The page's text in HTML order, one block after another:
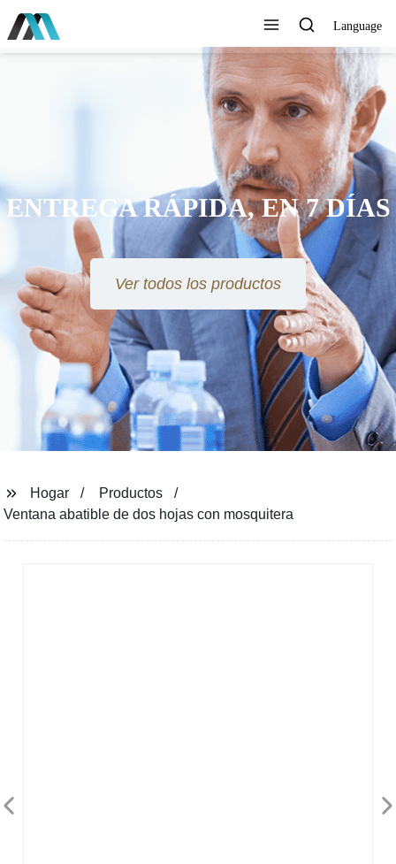
Language
ENTREGA RÁPIDA, EN 7 DÍAS
Ver todos los productos
Hogar
Productos
Ventana abatible de dos hojas con mosquitera